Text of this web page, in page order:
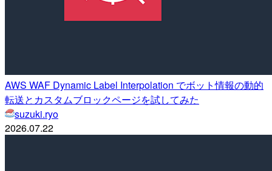
AWS WAF Dynamic Label Interpolation でボット情報の動的
転送とカスタムブロックページを試してみた
suzuki.ryo
2026.07.22